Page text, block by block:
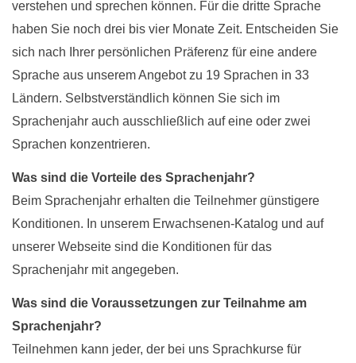
verstehen und sprechen können. Für die dritte Sprache
haben Sie noch drei bis vier Monate Zeit. Entscheiden Sie
sich nach Ihrer persönlichen Präferenz für eine andere
Sprache aus unserem Angebot zu 19 Sprachen in 33
Ländern. Selbstverständlich können Sie sich im
Sprachenjahr auch ausschließlich auf eine oder zwei
Sprachen konzentrieren.
Was sind die Vorteile des Sprachenjahr?
Beim Sprachenjahr erhalten die Teilnehmer günstigere
Konditionen. In unserem Erwachsenen-Katalog und auf
unserer Webseite sind die Konditionen für das
Sprachenjahr mit angegeben.
Was sind die Voraussetzungen zur Teilnahme am
Sprachenjahr?
Teilnehmen kann jeder, der bei uns Sprachkurse für